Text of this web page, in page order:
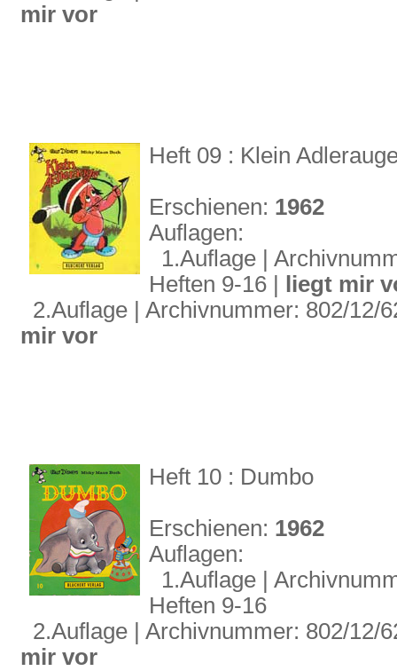
mir vor
Heft 09 : Klein
Erschienen: 1962
Auflagen:
1.Auflage |
Heften 9-16 |
liegt mir
2.Auflage | Archivnummer: 802/12/
mir vor
Heft 10 : Dumbo
Erschienen: 1962
Auflagen:
1.Auflage |
Heften 9-16
2.Auflage | Archivnummer: 802/12/
mir vor